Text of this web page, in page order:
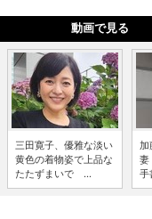
動画で見る
三田寛子、優雅な淡い
黄色の着物姿で上品な
たたずまいで ...
加
妻
手